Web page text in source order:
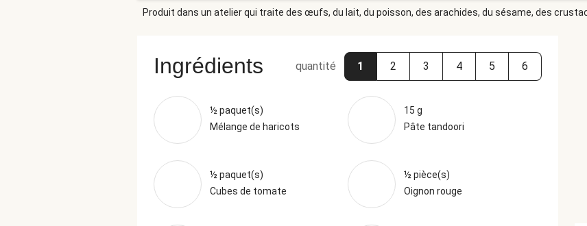
Produit dans un atelier qui traite des œufs, du lait, du poisson, des arachides, du sésame, des
Ingrédients quantité 1 2 3 4 5 6
½ paquet(s)
Mélange de haricots
15 g
Pâte tandoori
½ paquet(s)
Cubes de tomate
½ pièce(s)
Oignon rouge